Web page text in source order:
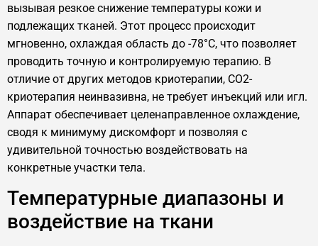
вызывая резкое снижение температуры кожи и
подлежащих тканей. Этот процесс происходит
мгновенно, охлаждая область до -78°C, что позволяет
проводить точную и контролируемую терапию. В
отличие от других методов криотерапии, CO2-
криотерапия неинвазивна, не требует инъекций или игл.
Аппарат обеспечивает целенаправленное охлаждение,
сводя к минимуму дискомфорт и позволяя с
удивительной точностью воздействовать на
конкретные участки тела.
Температурные диапазоны и
воздействие на ткани